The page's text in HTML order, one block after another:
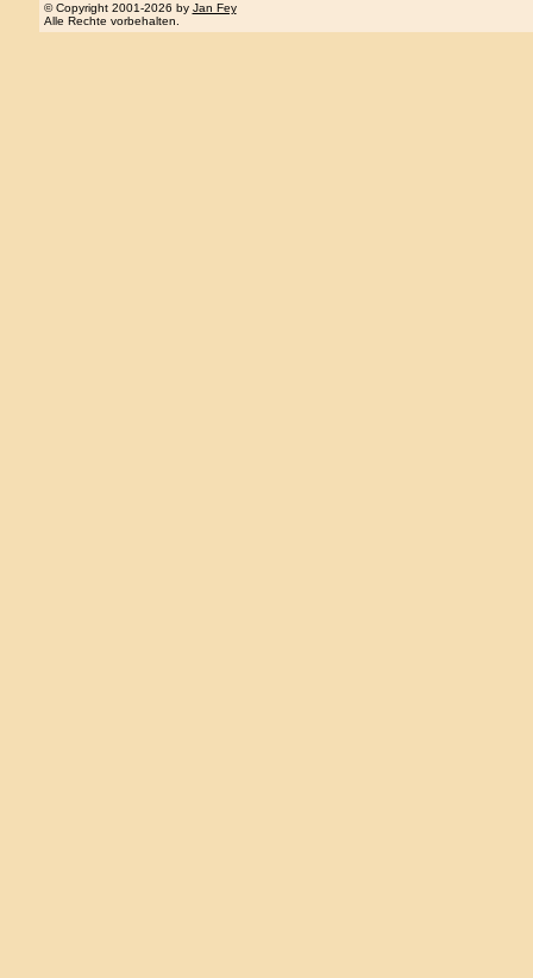
© Copyright 2001-2026 by Jan Fey
Alle Rechte vorbehalten.